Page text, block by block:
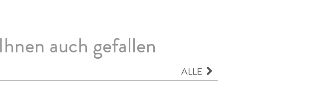
auch gefallen
ALLE